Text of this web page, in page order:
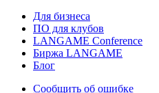
Для бизнеса
ПО для клубов
LANGAME Conference
Биржа LANGAME
Блог
Сообщить об ошибке